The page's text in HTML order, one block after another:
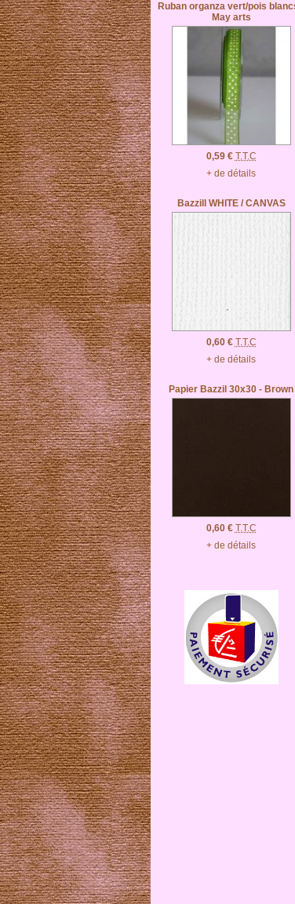
Ruban organza vert/pois
May arts
0,59 € T.T.C
+ de détails
Bazzill WHITE / CANVAS
0,60 € T.T.C
+ de détails
Papier Bazzil 30x30 - Brown
0,60 € T.T.C
+ de détails